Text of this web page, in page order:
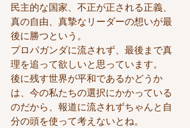
民主的な国家、不正が正される正義、
真の自由、真摯なリーダーの想いが最
後に勝つという。
プロパガンダに流されず、最後まで真
理を追って欲しいと思っています。
後に残す世界が平和であるかどうか
は、今の私たちの選択にかかっている
のだから、報道に流されずちゃんと自
分の頭を使って考えないとね。